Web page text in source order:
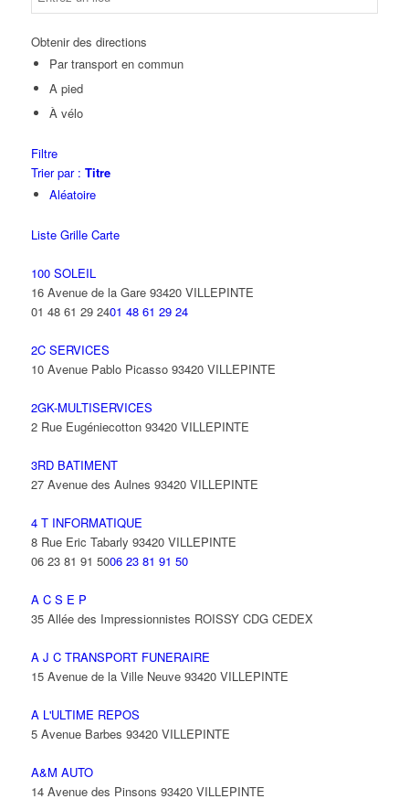
Obtenir des directions
Par transport en commun
A pied
À vélo
Filtre
Trier par : Titre
Aléatoire
Liste Grille Carte
100 SOLEIL
16 Avenue de la Gare 93420 VILLEPINTE
01 48 61 29 2401 48 61 29 24
2C SERVICES
10 Avenue Pablo Picasso 93420 VILLEPINTE
2GK-MULTISERVICES
2 Rue Eugéniecotton 93420 VILLEPINTE
3RD BATIMENT
27 Avenue des Aulnes 93420 VILLEPINTE
4 T INFORMATIQUE
8 Rue Eric Tabarly 93420 VILLEPINTE
06 23 81 91 5006 23 81 91 50
A C S E P
35 Allée des Impressionnistes ROISSY CDG CEDEX
A J C TRANSPORT FUNERAIRE
15 Avenue de la Ville Neuve 93420 VILLEPINTE
A L'ULTIME REPOS
5 Avenue Barbes 93420 VILLEPINTE
A&M AUTO
14 Avenue des Pinsons 93420 VILLEPINTE